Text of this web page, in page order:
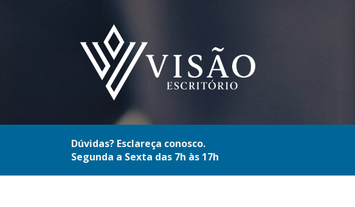
Dúvidas? Esclareça conosco.
Segunda a Sexta das 7h às 17h